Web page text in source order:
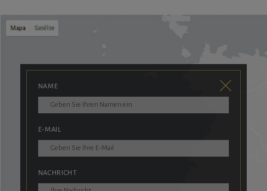
NAME
E-MAIL
NACHRICHT